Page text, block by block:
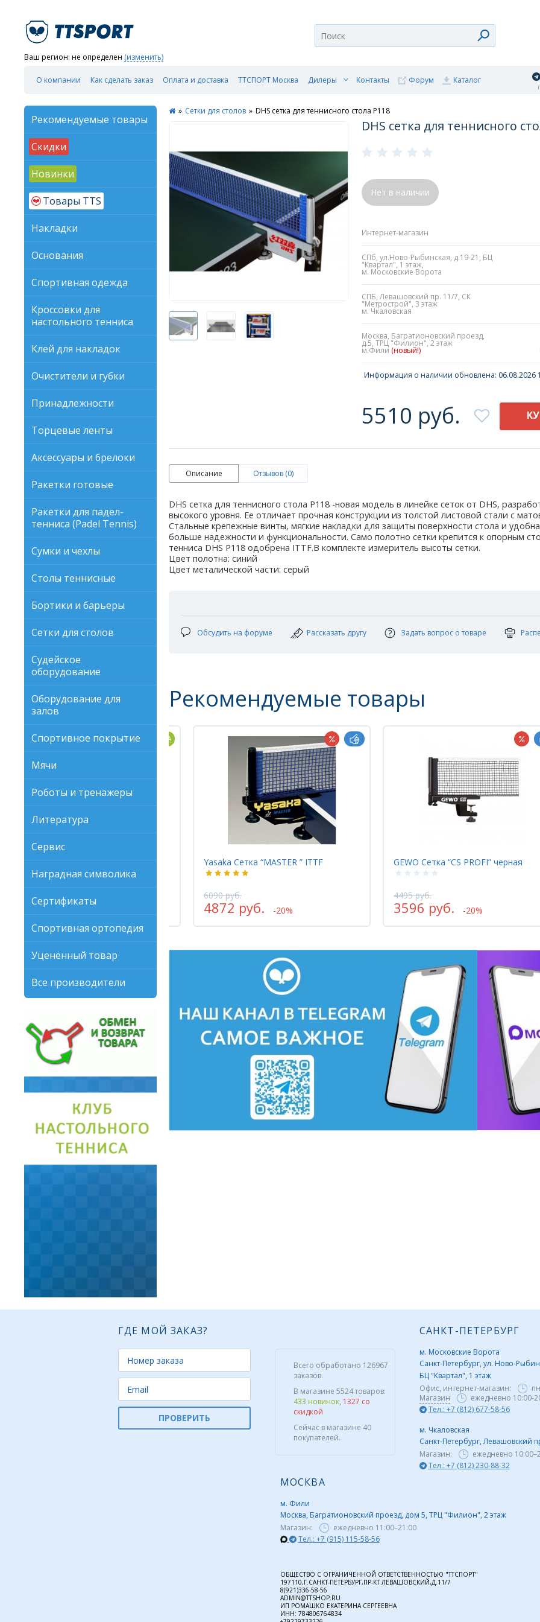
Ваш регион: не определен (изменить)
О компании Как сделать заказ Оплата и доставка ТТСПОРТ Москва Дилеры Контакты Форум Каталог
Рекомендуемые товары
Скидки
Новинки
Товары TTS
Накладки
Основания
Спортивная одежда
Кроссовки для
настольного тенниса
Клей для накладок
Очистители и губки
Принадлежности
Торцевые ленты
Аксессуары и брелоки
Ракетки готовые
Ракетки для падел-
тенниса (Padel Tennis)
Сумки и чехлы
Столы теннисные
Бортики и барьеры
Сетки для столов
Судейское
оборудование
Оборудование для
залов
Спортивное покрытие
Мячи
Роботы и тренажеры
Литература
Сервис
Наградная символика
Сертификаты
Спортивная ортопедия
Уценённый товар
Все производители
» Сетки для столов » DHS сетка для теннисного стола P118
DHS сетка для теннисного
Нет в наличии
Интернет-магазин
СПб, ул.Ново-Рыбинская, д.19-21, БЦ
"Квартал", 1 этаж,
м. Московские Ворота
СПБ, Левашовский пр. 11/7, СК
"Метрострой", 3 этаж
м. Чкаловская
Москва, Багратионовский проезд,
д.5, ТРЦ "Филион", 2 этаж
м.Фили (новый!)
Информация о наличии обновлена: 06.08.2026
5510 руб.
Описание Отзывов (0)
DHS сетка для теннисного стола P118 -новая модель в линейке сеток от DHS,
высокого уровня. Ее отличает прочная конструкции из толстой листовой стали с
Стальные крепежные винты, мягкие накладки для защиты поверхности стола и
больше надежности и функциональности. Само полотно сетки крепится к опорным
тенниса DHS P118 одобрена ITTF.В комплекте измеритель высоты сетки.
Цвет полотна: синий
Цвет металической части: серый
Обсудить на форуме Рассказать другу Задать вопрос о товаре
Рекомендуемые товары
6090 руб.
4872 руб.
GEWO Сетка “CS PROFI” черная
4495 руб.
3596 руб. -20%
GEWO Сетка “WORLD CUP” черная
6090 руб.
4872 руб. -20%
ГДЕ МОЙ ЗАКАЗ?
ПРОВЕРИТЬ
Всего обработано 126967
заказов.
В магазине 5524 товаров:
433 новинок, 1327 со
скидкой
Сейчас в магазине 40
покупателей.
САНКТ-ПЕТЕРБУРГ
м. Московские Ворота
Санкт-Петербург, ул. Ново-
БЦ "Квартал", 1 этаж
Офис, интернет-магазин:
Магазин
ежедневно 10:00-
Тел.: +7 (812) 677-58-56
м. Чкаловская
Санкт-Петербург, Левашовский
Магазин:
ежедневно
Тел.: +7 (812) 230-88-32
МОСКВА
м. Фили
Москва, Багратионовский проезд, дом 5, ТРЦ "Филион", 2 этаж
Магазин:
ежедневно 11:00–21:00
Тел.: +7 (915) 115-58-56
ОБЩЕСТВО С ОГРАНИЧЕННОЙ ОТВЕТСТВЕННОСТЬЮ "ТТСПОРТ"
197110,Г.САНКТ-ПЕТЕРБУРГ,ПР-КТ ЛЕВАШОВСКИЙ,Д.11/7
8(921)336-58-56
ADMIN@TTSHOP.RU
ИП РОМАШКО ЕКАТЕРИНА СЕРГЕЕВНА
ИНН: 784806764834